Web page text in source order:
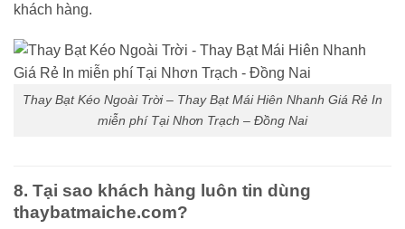
khách hàng.
Thay Bạt Kéo Ngoài Trời – Thay Bạt Mái Hiên Nhanh Giá Rẻ In
miễn phí Tại Nhơn Trạch – Đồng Nai
8. Tại sao khách hàng luôn tin dùng
thaybatmaiche.com?